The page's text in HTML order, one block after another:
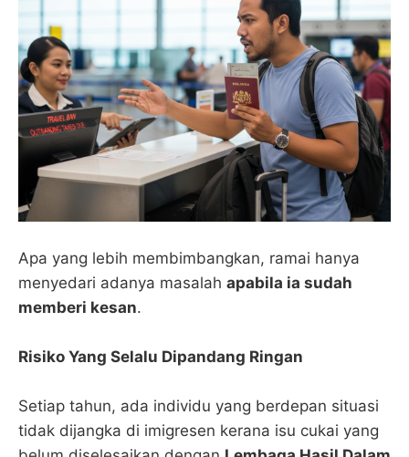
Apa yang lebih membimbangkan, ramai hanya
menyedari adanya masalah apabila ia sudah
memberi kesan.
Risiko Yang Selalu Dipandang Ringan
Setiap tahun, ada individu yang berdepan situasi
tidak dijangka di imigresen kerana isu cukai yang